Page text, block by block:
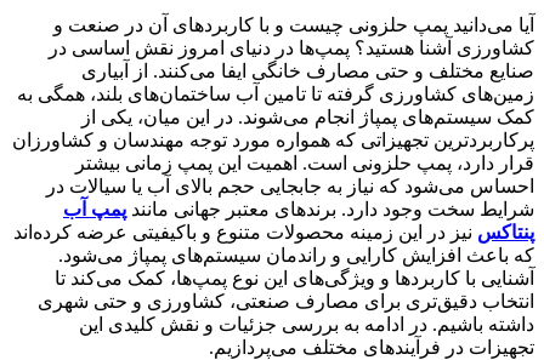
آیا می‌دانید پمپ حلزونی چیست و با کاربردهای آن در صنعت و
کشاورزی آشنا هستید؟ پمپ‌ها در دنیای امروز نقش اساسی در
صنایع مختلف و حتی مصارف خانگی ایفا می‌کنند. از آبیاری
زمین‌های کشاورزی گرفته تا تامین آب ساختمان‌های بلند، همگی به
کمک سیستم‌های پمپاژ انجام می‌شوند. در این میان، یکی از
پرکاربردترین تجهیزاتی که همواره مورد توجه مهندسان و کشاورزان
قرار دارد، پمپ حلزونی است. اهمیت این پمپ زمانی بیشتر
احساس می‌شود که نیاز به جابجایی حجم بالای آب یا سیالات در
شرایط سخت وجود دارد. برندهای معتبر جهانی مانند پمپ آب
پنتاکس نیز در این زمینه محصولات متنوع و باکیفیتی عرضه کرده‌اند
که باعث افزایش کارایی و راندمان سیستم‌های پمپاژ می‌شود.
آشنایی با کاربردها و ویژگی‌های این نوع پمپ‌ها، کمک می‌کند تا
انتخاب دقیق‌تری برای مصارف صنعتی، کشاورزی و حتی شهری
داشته باشیم. در ادامه به بررسی جزئیات و نقش کلیدی این
تجهیزات در فرآیندهای مختلف می‌پردازیم.